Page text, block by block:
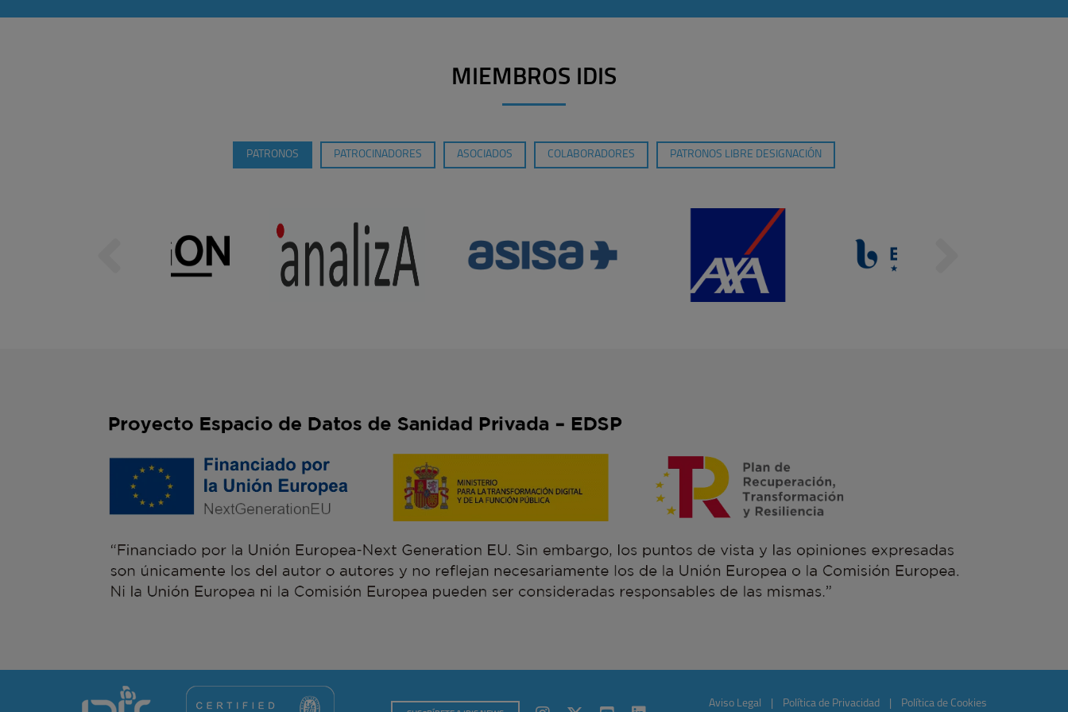
MIEMBROS IDIS
PATRONOS PATROCINADORES ASOCIADOS COLABORADORES PATRONOS LIBRE DESIGNACIÓN
Aviso Legal Política de Privacidad Política de Cookies